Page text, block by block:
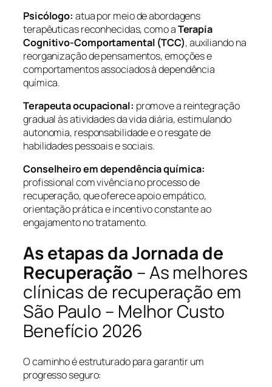
Psicólogo: atua por meio de abordagens
terapêuticas reconhecidas, como aTerapia
Cognitivo-Comportamental (TCC), auxiliando na
reorganização de pensamentos, emoções e
comportamentos associados à dependência
química.
Terapeuta ocupacional: promove a reintegração
gradual às atividades da vida diária, estimulando
autonomia, responsabilidade e o resgate de
habilidades pessoais e sociais.
Conselheiro em dependência química:
profissional com vivência no processo de
recuperação, que oferece apoio empático,
orientação prática e incentivo constante ao
engajamento no tratamento.
As etapas da Jornada de
Recuperação – As melhores
clínicas de recuperação em
São Paulo – Melhor Custo
Benefício 2026
O caminho é estruturado para garantir um
progresso seguro: